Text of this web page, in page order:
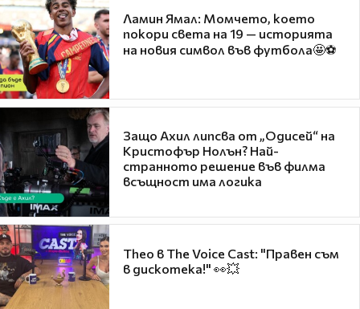
Ламин Ямал: Момчето, което
покори света на 19 — историята
на новия символ във футбола🤩⚽
Защо Ахил липсва от „Одисей“ на
Кристофър Нолън? Най-
странното решение във филма
всъщност има логика
Theo в The Voice Cast: "Правен съм
в дискотека!" 👀💥